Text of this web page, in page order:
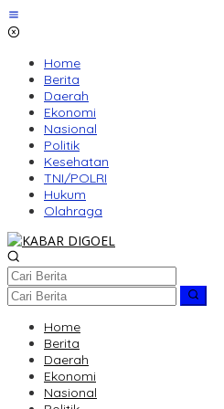
Lewati
ke
Home
Berita
Daerah
Ekonomi
Nasional
Politik
Kesehatan
TNI/POLRI
Hukum
Olahraga
Home
Berita
Daerah
Ekonomi
Nasional